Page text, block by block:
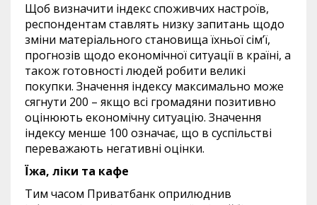
Щоб визначити індекс споживчих настроїв,
респондентам ставлять низку запитань щодо
зміни матеріального становища їхньої сім’ї,
прогнозів щодо економічної ситуації в країні, а
також готовності людей робити великі
покупки. Значення індексу максимально може
сягнути 200 – якщо всі громадяни позитивно
оцінюють економічну ситуацію. Значення
індексу менше 100 означає, що в суспільстві
переважають негативні оцінки.
Їжа, ліки та кафе
Тим часом Приватбанк оприлюднив